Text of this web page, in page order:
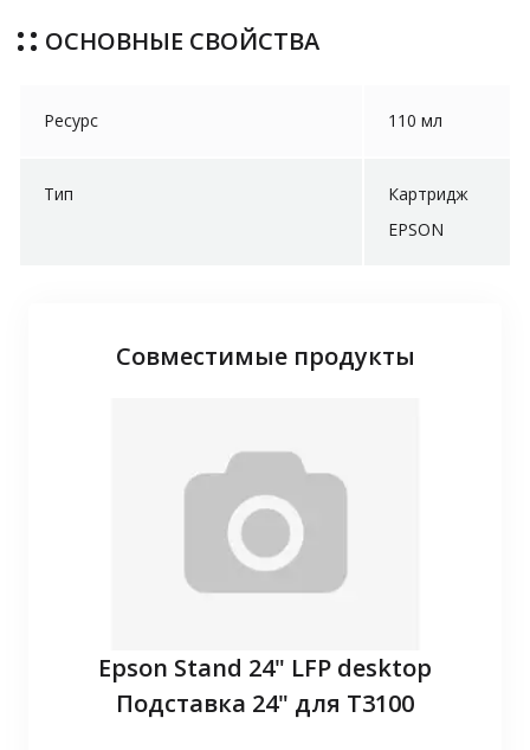
ОСНОВНЫЕ СВОЙСТВА
Ресурс 110 мл
Тип
Картридж
EPSON
Совместимые продукты
Epson Stand 24" LFP desktop
Подставка 24" для T3100